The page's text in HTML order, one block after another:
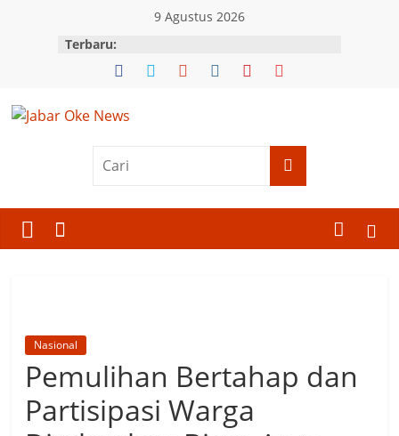
9 Agustus 2026
Terbaru:
News
BaratNasional
Pemulihan Bertahap dan
Partisipasi Warga